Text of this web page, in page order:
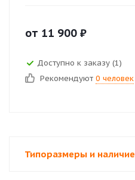
от 11 900 ₽
Доступно к заказу (1)
Рекомендуют 0 человек
Типоразмеры и наличие